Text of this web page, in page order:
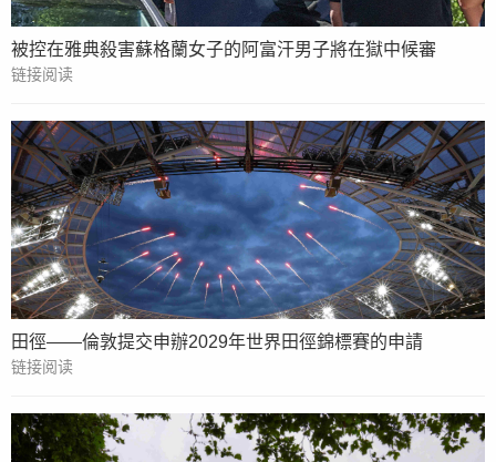
被控在雅典殺害蘇格蘭女子的阿富汗男子將在獄中候審
链接阅读
田徑——倫敦提交申辦2029年世界田徑錦標賽的申請
链接阅读